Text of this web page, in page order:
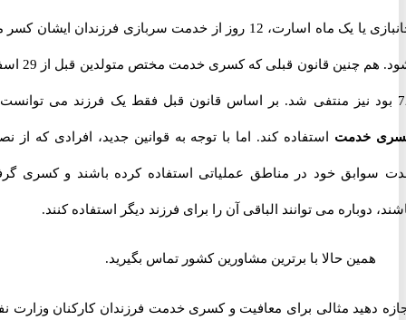
جانبازی یا یک ماه اسارت، 12 روز از خدمت سربازی فرزندان ایشان کسر می
شود. هم چنین قانون قبلی که کسری خدمت مختص متولدین قبل از 29 اسفند
خدمتاستفاده کند. اما با توجه به قوانین جدید، افرادی که از نصف
خود در مناطق عملیاتی استفاده کرده باشند و کسری گرفته
دوباره می توانند الباقی آن را برای فرزند دیگر استفاده کنند.
همین حالا با برترین مشاورین کشور تماس بگیرید.
دهید مثالی برای معافیت و کسری خدمت فرزندان کارکنان وزارت نفت